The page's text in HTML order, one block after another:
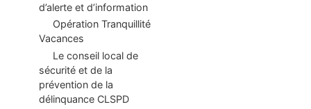
d’alerte et d’information
Opération Tranquillité
Vacances
Le conseil local de
sécurité et de la
prévention de la
délinquance CLSPD